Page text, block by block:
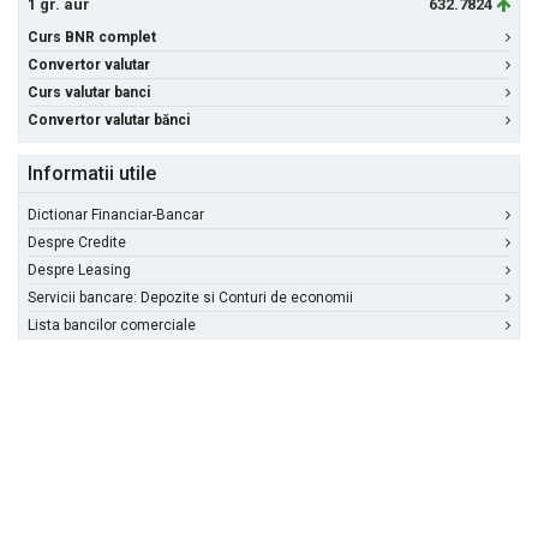
1 gr. aur 632.7824
Curs BNR complet
Convertor valutar
Curs valutar banci
Convertor valutar bănci
Informatii utile
Dictionar Financiar-Bancar
Despre Credite
Despre Leasing
Servicii bancare: Depozite si Conturi de economii
Lista bancilor comerciale